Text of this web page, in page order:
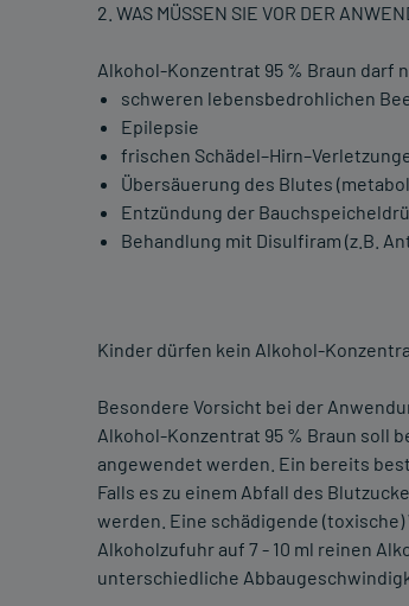
2. WAS MÜSSEN SIE VOR DER
Alkohol-Konzentrat 95 % Braun darf
schweren lebensbedrohlichen
Epilepsie
frischen
Übersäuerung des Blutes
Entzündung der
Behandlung mit Disulfiram (z.B.
Kinder dürfen kein Alkohol-
Besondere Vorsicht bei der
Alkohol-Konzentrat 95 % Braun soll
angewendet werden. Ein bereits
Falls es zu einem Abfall des
werden. Eine schädigende
Alkoholzufuhr auf 7 - 10 ml reinen
unterschiedliche